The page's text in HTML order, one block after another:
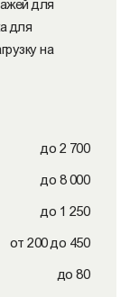
для
для
на
до 2 700
до 8 000
до 1 250
от 200 до 450
до 80